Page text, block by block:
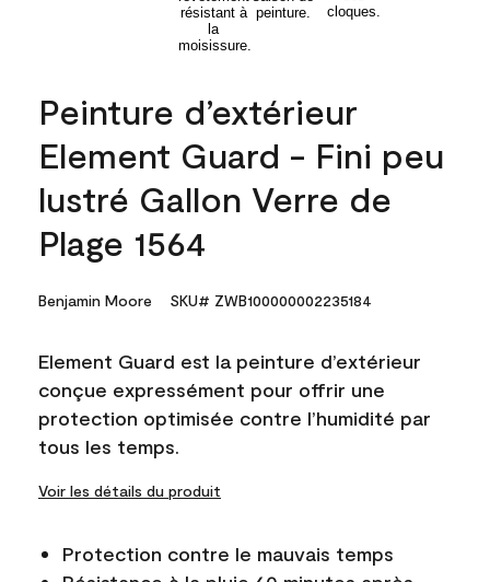
Peinture d’extérieur
Element Guard - Fini peu
lustré Gallon Verre de
Plage 1564
Benjamin Moore SKU# ZWB100000002235184
Element Guard est la peinture d’extérieur
conçue expressément pour offrir une
protection optimisée contre l’humidité par
tous les temps.
Voir les détails du produit
Protection contre le mauvais temps